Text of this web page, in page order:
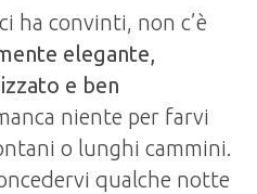
ha convinti, non c’è
elegante,
e ben
niente per farvi
o lunghi cammini.
qualche notte